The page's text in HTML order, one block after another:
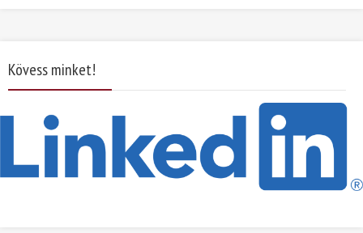
Kövess minket!